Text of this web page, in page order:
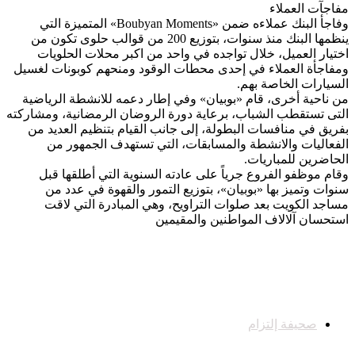
مفاجآت العملاء
وفاجأ البنك عملاءه ضمن «Boubyan Moments» المتميزة التي
ينظمها البنك منذ سنوات، بتوزيع 200 من قوالب حلوى تكون من
اختيار العميل، خلال تواجده في واحد من اكبر محلات الحلويات
ومفاجأة العملاء في إحدى محطات الوقود ومنحهم كوبونات لغسيل
السيارات الخاصة بهم.
من ناحية أخرى، قام «بوبيان» وفي إطار دعمه للانشطة الرياضية
التى تستقطب الشباب، برعاية دورة الروضان الرمضانية، ومشاركته
بفريق في منافسات البطولة، إلى جانب القيام بتنظيم العديد من
الفعاليات والانشطة والمسابقات، التي تستهدف الجمهور من
الحاضرين للمباريات.
وقام موظفو الفروع جرياً على عادته السنوية التي أطلقها قبل
سنوات وتميز بها «بوبيان»، بتوزيع التمور والقهوة في عدد من
مساجد الكويت بعد صلوات التراويح، وهي المبادرة التي لاقت
استحسان آلالاف المواطنين والمقيمين
صحيفة إلتزام